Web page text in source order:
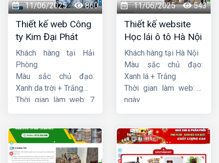
11/06/2025 860
Thiết kế web Công
ty Kim Đại Phát
Khách hàng tại Hải
Phòng
Màu sắc chủ đạo:
Xanh da trời + Trắng
Thời gian làm web: 7
11/06/2025 543
Thiết kế website
Học lái ô tô Hà Nội
Khách hàng tại Hà Nội
Màu sắc chủ đạo:
Xanh lá + Trắng
Thời gian làm web: 7
ngày